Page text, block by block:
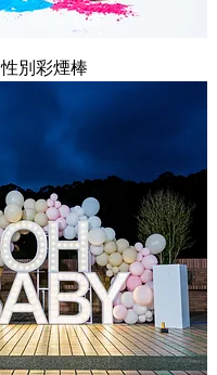
性別彩煙棒